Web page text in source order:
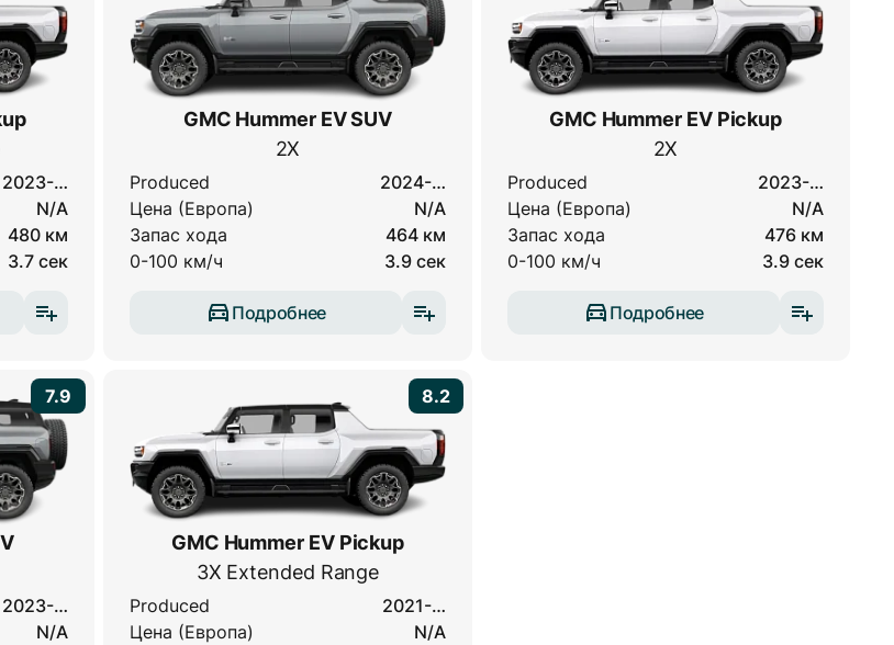
2023-…
N/A
480 км
3.7 сек
GMC Hummer EV SUV
2X
Produced
2024-…
Цена (Европа)
N/A
Запас хода
464 км
0-100 км/ч
3.9 сек
Подробнее
GMC Hummer EV Pickup
2X
Produced
2023-…
Цена (Европа)
N/A
Запас хода
476 км
0-100 км/ч
3.9 сек
Подробнее
7.9
2023-…
N/A
8.2
GMC Hummer EV Pickup
3X Extended Range
Produced
2021-…
Цена (Европа)
N/A